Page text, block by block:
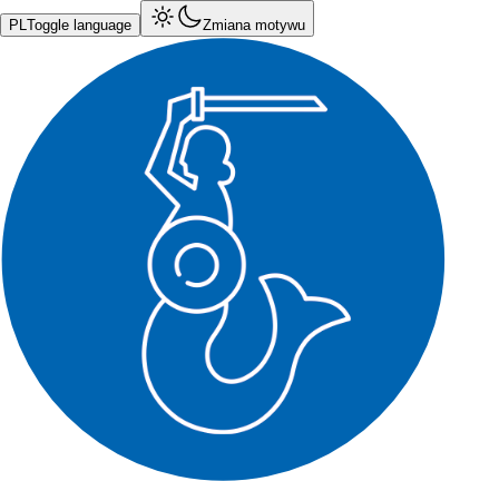
PLToggle language Zmiana motywu